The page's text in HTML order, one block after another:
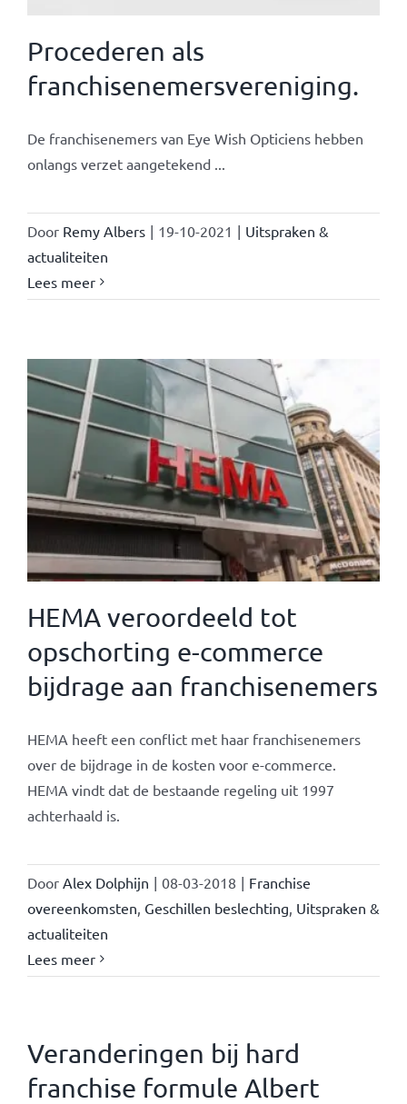
Procederen als
franchisenemersvereniging.
De franchisenemers van Eye Wish Opticiens hebben
onlangs verzet aangetekend ...
Door Remy Albers | 19-10-2021 | Uitspraken &
actualiteiten
Lees meer
HEMA veroordeeld tot
opschorting e-commerce
bijdrage aan franchisenemers
HEMA heeft een conflict met haar franchisenemers
over de bijdrage in de kosten voor e-commerce.
HEMA vindt dat de bestaande regeling uit 1997
achterhaald is.
Door Alex Dolphijn | 08-03-2018 | Franchise
overeenkomsten Geschillen beslechting Uitspraken &
actualiteiten
Lees meer
Veranderingen bij hard
franchise formule Albert